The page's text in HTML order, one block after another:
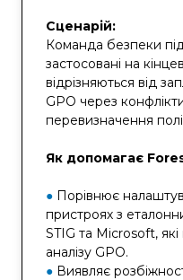
Сценарій:
Команда безпеки
застосовані на
відрізняються від
GPO через
перевизначення
Як допомагає
● Порівнює
пристроях з
STIG та Microsoft,
аналізу GPO.
● Виявляє